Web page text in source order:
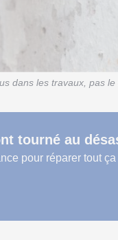
dans les travaux, pas le
tourné au
pour réparer tout ça